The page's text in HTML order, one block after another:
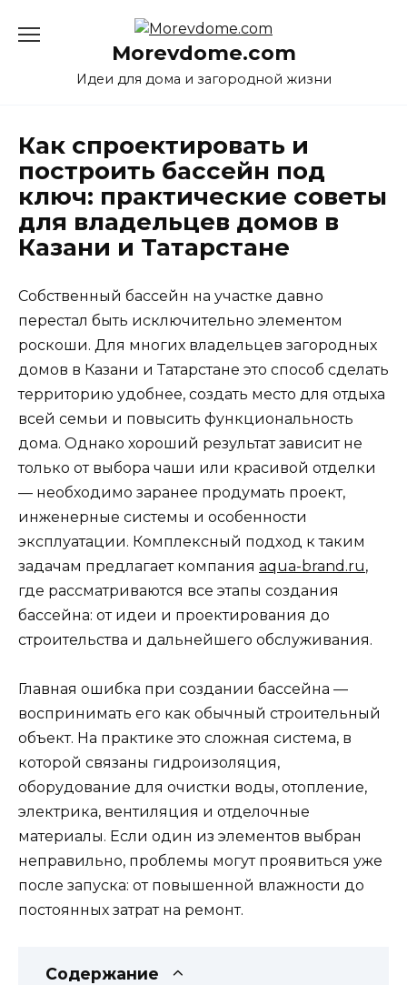
Morevdome.com
Идеи для дома и загородной жизни
Как спроектировать и
построить бассейн под
ключ: практические советы
для владельцев домов в
Казани и Татарстане
Собственный бассейн на участке давно
перестал быть исключительно элементом
роскоши. Для многих владельцев загородных
домов в Казани и Татарстане это способ сделать
территорию удобнее, создать место для отдыха
всей семьи и повысить функциональность
дома. Однако хороший результат зависит не
только от выбора чаши или красивой отделки
— необходимо заранее продумать проект,
инженерные системы и особенности
эксплуатации. Комплексный подход к таким
задачам предлагает компания aqua-brand.ru,
где рассматриваются все этапы создания
бассейна: от идеи и проектирования до
строительства и дальнейшего обслуживания.
Главная ошибка при создании бассейна —
воспринимать его как обычный строительный
объект. На практике это сложная система, в
которой связаны гидроизоляция,
оборудование для очистки воды, отопление,
электрика, вентиляция и отделочные
материалы. Если один из элементов выбран
неправильно, проблемы могут проявиться уже
после запуска: от повышенной влажности до
постоянных затрат на ремонт.
Содержание